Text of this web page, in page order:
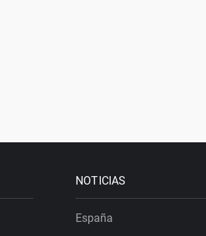
NOTICIAS
España